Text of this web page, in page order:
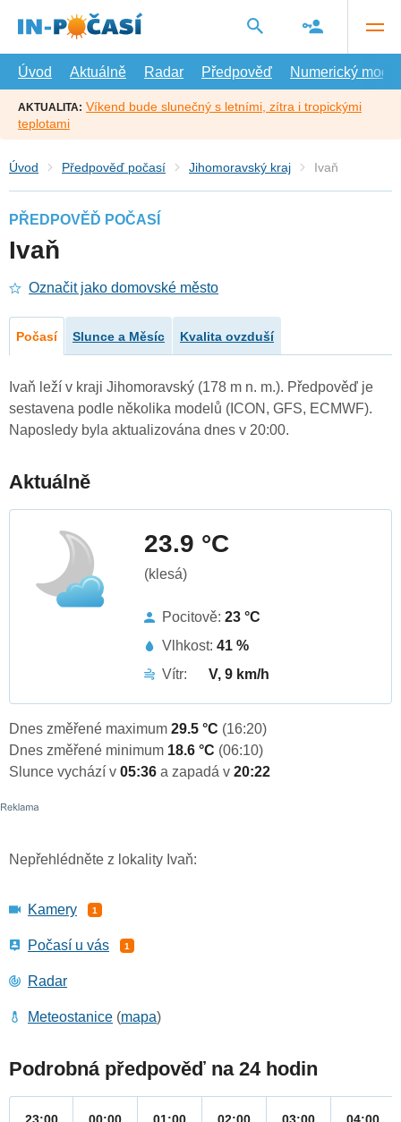
hlavní
Úvod
Aktuálně Radar Předpověď Numerický model
AKTUALITA: Víkend bude slunečný s letními, zítra i tropickými
teplotami
Úvod Předpověď počasí Jihomoravský kraj Ivaň
PŘEDPOVĚĎ POČASÍ
Ivaň
Označit jako domovské město
Počasí Slunce a Měsíc Kvalita ovzduší
Ivaň leží v kraji Jihomoravský (178 m n. m.). Předpověď je
sestavena podle několika modelů (ICON, GFS, ECMWF).
Naposledy byla aktualizována dnes v 20:00.
Aktuálně
23.9 °C
(klesá)
Pocitově: 23 °C
Vlhkost: 41 %
Vítr:
V, 9 km/h
Dnes změřené maximum 29.5 °C (16:20)
Dnes změřené minimum 18.6 °C (06:10)
Slunce vychází v 05:36 a zapadá v 20:22
Nepřehlédněte z lokality Ivaň:
Kamery 1
Počasí u vás 1
Radar
Meteostanice (mapa)
Podrobná předpověď na 24 hodin